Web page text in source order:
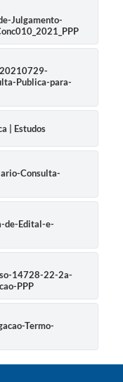
Julgamento-
Publica-para-
| Estudos
Consulta-
de-Edital-e-
14728-22-2a-
PPP
Termo-